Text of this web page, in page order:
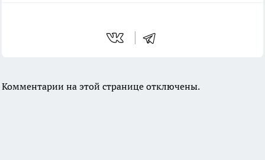
Комментарии на этой странице отключены.